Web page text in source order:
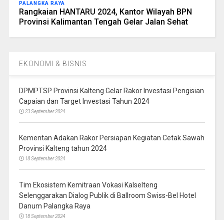
PALANGKA RAYA
Rangkaian HANTARU 2024, Kantor Wilayah BPN
Provinsi Kalimantan Tengah Gelar Jalan Sehat
EKONOMI & BISNIS
DPMPTSP Provinsi Kalteng Gelar Rakor Investasi Pengisian
Capaian dan Target Investasi Tahun 2024
23 September 2024
Kementan Adakan Rakor Persiapan Kegiatan Cetak Sawah
Provinsi Kalteng tahun 2024
18 September 2024
Tim Ekosistem Kemitraan Vokasi Kalselteng
Selenggarakan Dialog Publik di Ballroom Swiss-Bel Hotel
Danum Palangka Raya
18 September 2024